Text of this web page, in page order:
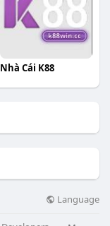
Nhà Cái K88
Language